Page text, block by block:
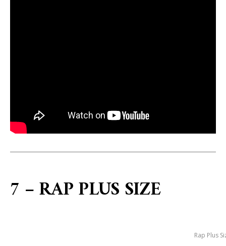
7 – RAP PLUS SIZE
Rap Plus